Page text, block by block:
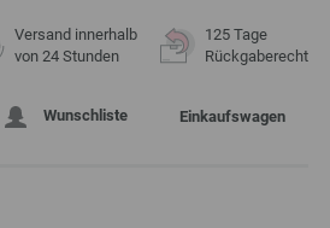
Versand innerhalb
von 24 Stunden
125 Tage
Rückgaberecht
Wunschliste Einkaufswagen